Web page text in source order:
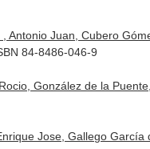
Antonio Juan, Cubero
84-8486-046-9
González de la
Jose, Gallego García